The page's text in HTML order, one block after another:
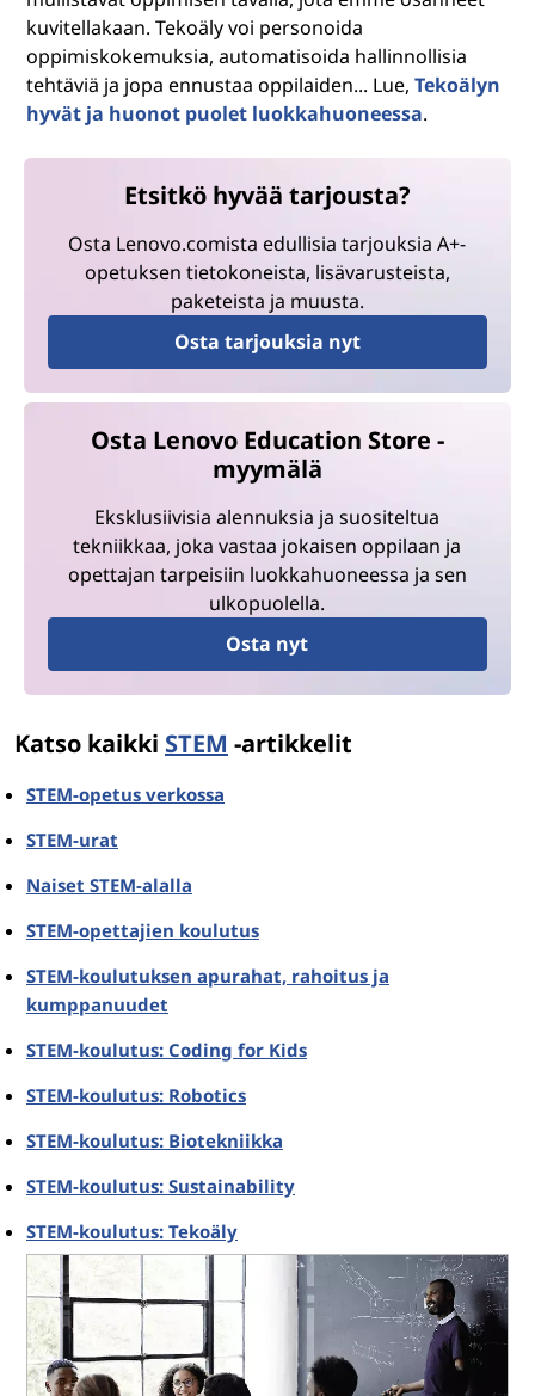
kuvitellakaan. Tekoäly voi personoida
oppimiskokemuksia, automatisoida hallinnollisia
tehtäviä ja jopa ennustaa oppilaiden... Lue, Tekoälyn
hyvät ja huonot puolet luokkahuoneessa.
Etsitkö hyvää tarjousta?
Osta Lenovo.comista edullisia tarjouksia A+-
opetuksen tietokoneista, lisävarusteista,
paketeista ja muusta.
Osta tarjouksia nyt
Osta Lenovo Education Store -
myymälä
Eksklusiivisia alennuksia ja suositeltua
tekniikkaa, joka vastaa jokaisen oppilaan ja
opettajan tarpeisiin luokkahuoneessa ja sen
ulkopuolella.
Osta nyt
Katso kaikki STEM -artikkelit
STEM-opetus verkossa
STEM-urat
Naiset STEM-alalla
STEM-opettajien koulutus
STEM-koulutuksen apurahat, rahoitus ja
kumppanuudet
STEM-koulutus: Coding for Kids
STEM-koulutus: Robotics
STEM-koulutus: Biotekniikka
STEM-koulutus: Sustainability
STEM-koulutus: Tekoäly